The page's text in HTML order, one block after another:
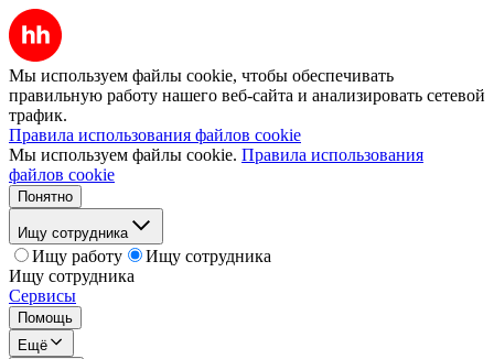
Мы используем файлы cookie, чтобы обеспечивать
правильную работу нашего веб-сайта и анализировать сетевой
трафик.
Правила использования файлов cookie
Мы используем файлы cookie. Правила использования
файлов cookie
Понятно
Ищу сотрудника
Ищу работу
Ищу сотрудника
Ищу сотрудника
Сервисы
Помощь
Ещё